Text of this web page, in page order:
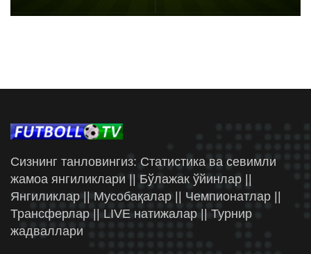
Сизнинг танловингиз: Статистика ва севимли
жамоа янгиликлари || Бўлажак ўйинлар ||
Янгиликлар || Мусобақалар || Чемпионатлар ||
Трансферлар || LIVE натижалар || Турнир
жадваллари